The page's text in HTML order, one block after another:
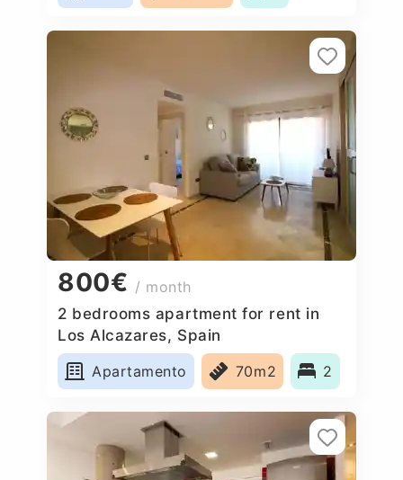
800€ / month
2 bedrooms apartment for rent in
Los Alcazares, Spain
Apartamento
70m2 2